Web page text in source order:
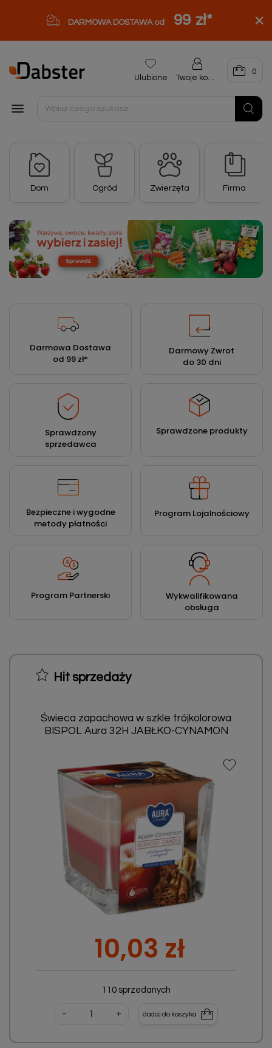
DARMOWA DOSTAWA od 99 zł*

Ulubione Twoje konto
0
Firma
Dom Ogród Zwierzęta
Darmowa Dostawa
od 99 zł*
Darmowy Zwrot
do 30 dni
Sprawdzony
sprzedawca
Sprawdzone produkty
Bezpieczne i wygodne
metody płatności
Program Lojalnościowy
Program Partnerski
Wykwalifikowana
obsługa
Hit sprzedaży
Świeca zapachowa w szkle trójkolorowa
BISPOL Aura 32H JABŁKO-CYNAMON
10,03 zł
110 sprzedanych
- + dodaj do koszyka